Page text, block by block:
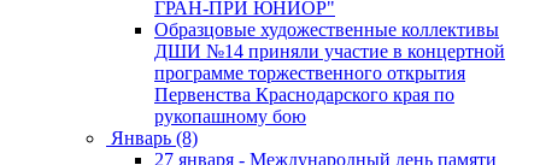
ГРАН-ПРИ ЮНИОР"
Образцовые художественные коллективы
ДШИ №14 приняли участие в концертной
программе торжественного открытия
Первенства Краснодарского края по
рукопашному бою
Январь (8)
27 января - Международный день памяти